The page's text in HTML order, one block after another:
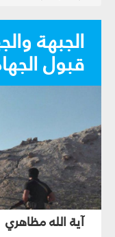
الجبهة
قبول
آية الله مظاهري‏